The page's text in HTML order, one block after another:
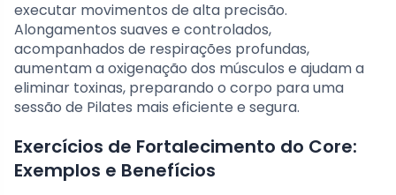
executar movimentos de alta precisão.
Alongamentos suaves e controlados,
acompanhados de respirações profundas,
aumentam a oxigenação dos músculos e ajudam a
eliminar toxinas, preparando o corpo para uma
sessão de Pilates mais eficiente e segura.
Exercícios de Fortalecimento do Core:
Exemplos e Benefícios